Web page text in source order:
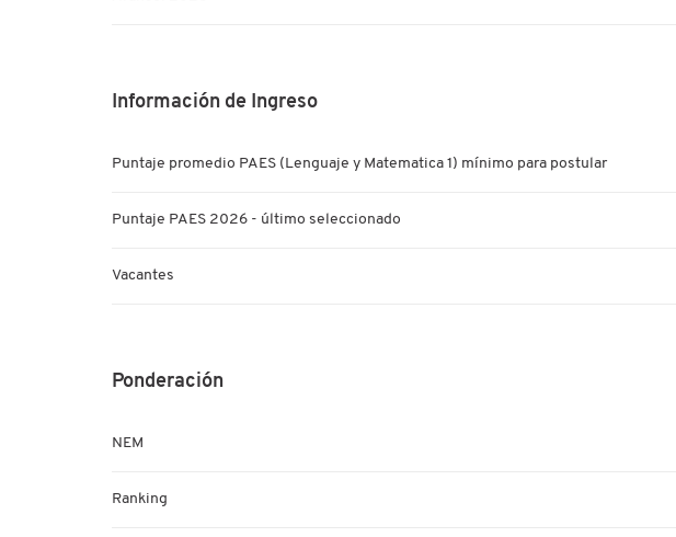
Información de Ingreso
Puntaje promedio PAES (Lenguaje y Matematica 1) mínimo para postular
Puntaje PAES 2026 - último seleccionado
Vacantes
Ponderación
NEM
Ranking